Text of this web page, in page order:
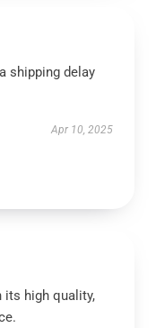
shipping delay
Apr 10, 2025
its high quality,